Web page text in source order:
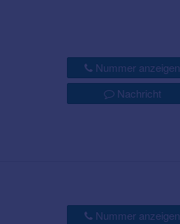
Nummer anzeigen
Nachricht
Nummer anzeigen